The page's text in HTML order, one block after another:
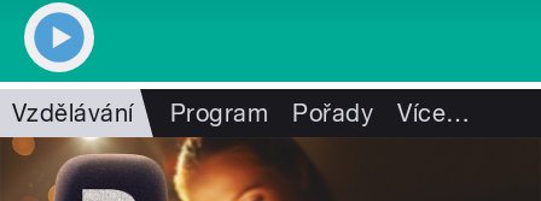
Vzdělávání Program Pořady Více…